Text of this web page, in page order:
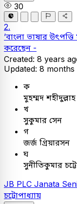
30
2.
’বাংলা ভাষার
করেছেন -
Created: 8 years
Updated: 8 months
ক
মুহম্মদ শহীদুল্লাহ
খ
সুকুমার সেন
গ
জর্জ গ্রিয়ারসন
ঘ
সুনীতিকুমার
JB PLC Janata
চট্টোপাধ্যায়